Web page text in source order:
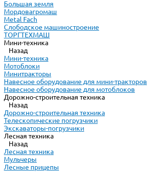
Большая земля
Мордовагромаш
Metal Fach
Слободское машиностроение
ТОРГТЕХМАШ
Мини-техника
Назад
Мини-техника
Мотоблоки
Минитракторы
Навесное оборудование для мини-тракторов
Навесное оборудование для мотоблоков
Дорожно-строительная техника
Назад
Дорожно-строительная техника
Телескопические погрузчики
Экскаваторы-погрузчики
Лесная техника
Назад
Лесная техника
Мульчеры
Лесные прицепы